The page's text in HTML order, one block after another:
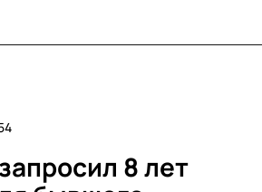
8 лет